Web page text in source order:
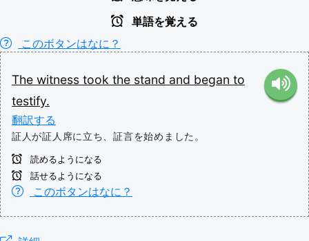
単語を覚える
このボタンはなに？
The witness took the stand and began to
testify.
翻訳する
証人が証人席に立ち、証言を始めました。
読めるようになる
話せるようになる
このボタンはなに？